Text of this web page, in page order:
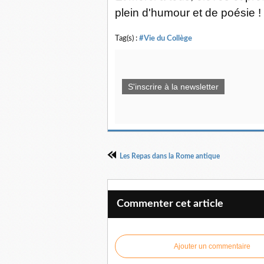
plein d'humour et de poésie !
Tag(s) : #Vie du Collège
S'inscrire à la newsletter
Les Repas dans la Rome antique
Commenter cet article
Ajouter un commentaire